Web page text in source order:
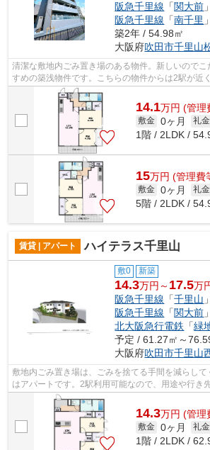
阪急千里線 「関大前
阪急千里線 「南千里
築2年 / 54.98㎡
大阪府吹田市千里山
清潔な敷地内ごみ置き場のある物件。新しいので
すめの築浅物件です。こちらの物件からは2駅が近
がります。鉄筋コンクリートの物件を選...
14.1万円 (管理
敷金 0ヶ月 礼金
1階 / 2LDK /
15万円 (管理費
敷金 0ヶ月 礼金
5階 / 2LDK /
賃貸 | アパート ハイテラス千里山
敷0 新築
14.3万円～ 17.5万
阪急千里線 「千里山
阪急千里線 「関大前
北大阪急行電鉄 「緑
予定 / 61.27㎡～
大阪府吹田市千里山
敷地内ごみ置き場は、ごみを捨てる手間を減らし
はアパートです。2駅利用可能なので、用途や行き
きます。こちらのアパートでは初期費用...
14.3万円 (管理
敷金 0ヶ月 礼金
1階 / 2LDK /